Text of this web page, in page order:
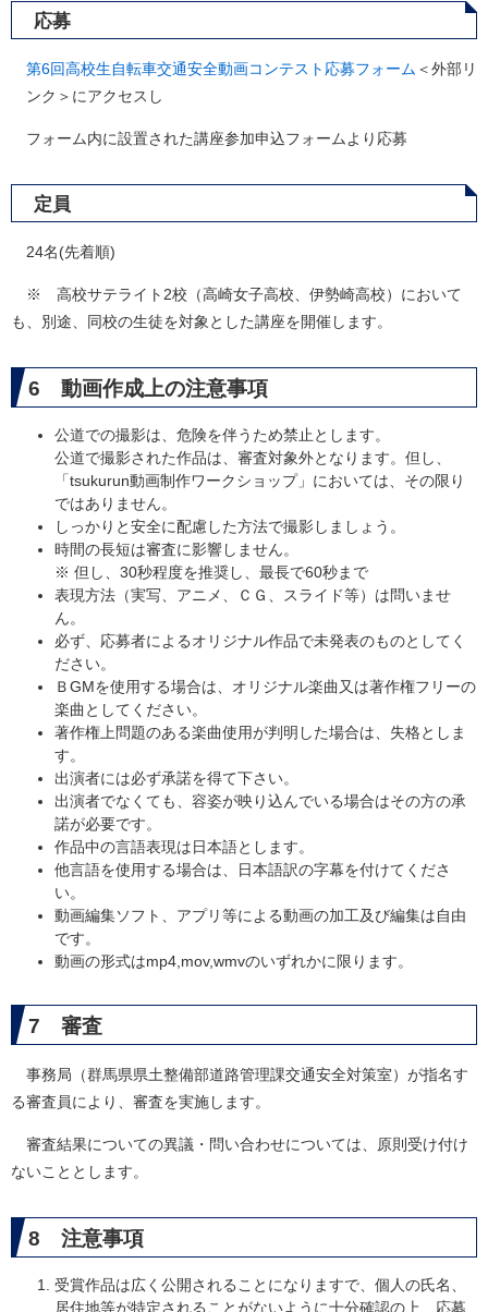
応募
第6回高校生自転車交通安全動画コンテスト応募フォーム​ ＜外部リ
ンク＞ にアクセスし
フォーム内に設置された講座参加申込フォームより応募
定員
24名(先着順)
※ 高校サテライト2校（高崎女子高校、伊勢崎高校）において
も、別途、同校の生徒を対象とした講座を開催します。
6 動画作成上の注意事項
公道での撮影は、危険を伴うため禁止とします。
公道で撮影された作品は、審査対象外となります。但し、
「tsukurun動画制作ワークショップ」においては、その限り
ではありません。
しっかりと安全に配慮した方法で撮影しましょう。
時間の長短は審査に影響しません。
※ 但し、30秒程度を推奨し、最長で60秒まで
表現方法（実写、アニメ、ＣＧ、スライド等）は問いませ
ん。
必ず、応募者によるオリジナル作品で未発表のものとしてく
ださい。
ＢGMを使用する場合は、オリジナル楽曲又は著作権フリーの
楽曲としてください。
著作権上問題のある楽曲使用が判明した場合は、失格としま
す。
出演者には必ず承諾を得て下さい。
出演者でなくても、容姿が映り込んでいる場合はその方の承
諾が必要です。
作品中の言語表現は日本語とします。
他言語を使用する場合は、日本語訳の字幕を付けてくださ
い。
動画編集ソフト、アプリ等による動画の加工及び編集は自由
です。
動画の形式はmp4,mov,wmvのいずれかに限ります。
7 審査
事務局（群馬県県土整備部道路管理課交通安全対策室）が指名す
る審査員により、審査を実施します。
審査結果についての異議・問い合わせについては、原則受け付け
ないこととします。
8 注意事項
受賞作品は広く公開されることになりますで、個人の氏名、
居住地等が特定されることがないように十分確認の上、応募